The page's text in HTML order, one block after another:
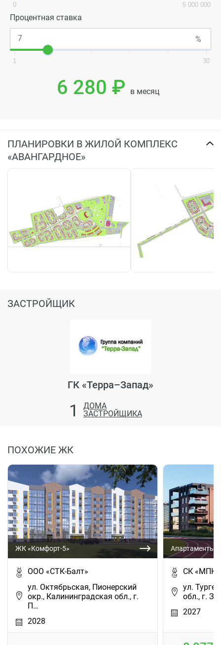
0 5 000 000
Процентная ставка
1 30
6 280 ₽ в месяц
ПЛАНИРОВКИ В ЖИЛОЙ КОМПЛЕКС
«АВАНГАРДНОЕ»
ЗАСТРОЙЩИК
ГК «Терра–Запад»
1
ДОМА
ЗАСТРОЙЩИКА
ПОХОЖИЕ ЖК
ЖК «Комфорт-5»
ООО «СТК-Балт»
ул. Октябрьская, Пионерский
окр., Калининградская обл., г.
П…
2028
Апартаменты
СК «МПК»
ул.
обл., г.
2027